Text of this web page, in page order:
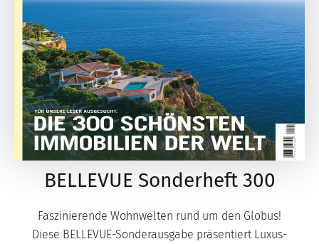
BELLEVUE Sonderheft 300
Faszinierende Wohnwelten rund um den Globus!
Diese BELLEVUE-Sonderausgabe präsentiert Luxus-